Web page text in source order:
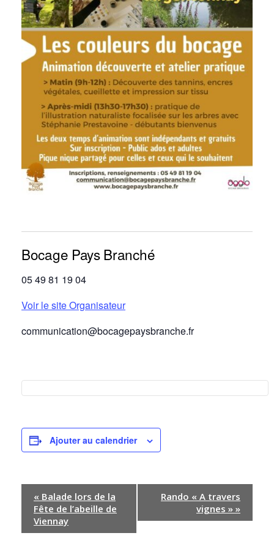
Bocage Pays Branché
05 49 81 19 04
Voir le site Organisateur
communication@bocagepaysbranche.fr
Ajouter au calendrier
« Balade lors de la
Fête de l’abeille de
Viennay
Rando « A travers
vignes » »